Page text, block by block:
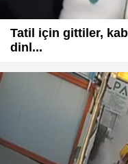
Tatil için gittiler,
dinl...